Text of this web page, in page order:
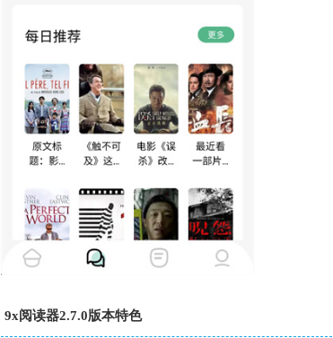
9x阅读器2.7.0版本特色